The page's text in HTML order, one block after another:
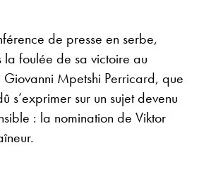
de presse en serbe,
foulée de sa victoire au
Mpetshi Perricard, que
s’exprimer sur un sujet devenu
: la nomination de Viktor